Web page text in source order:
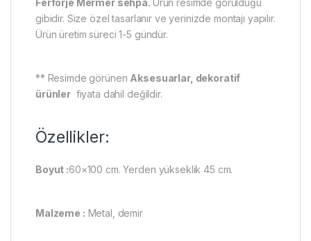
Ferforje Mermer sehpa. Ürün resimde görüldüğü
gibidir. Size özel tasarlanır ve yerinizde montajı yapılır.
Ürün üretim süreci 1-5 gündür.
** Resimde görünen Aksesuarlar, dekoratif
ürünler fiyata dahil değildir.
Özellikler:
Boyut :60×100 cm. Yerden yükseklik 45 cm.
Malzeme : Metal, demir